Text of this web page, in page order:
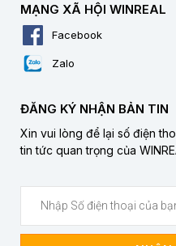
MẠNG XÃ HỘI WINREAL
Facebook
Zalo
ĐĂNG KÝ NHẬN BẢN TIN
Xin vui lòng để lại số điện
tin tức quan trọng của